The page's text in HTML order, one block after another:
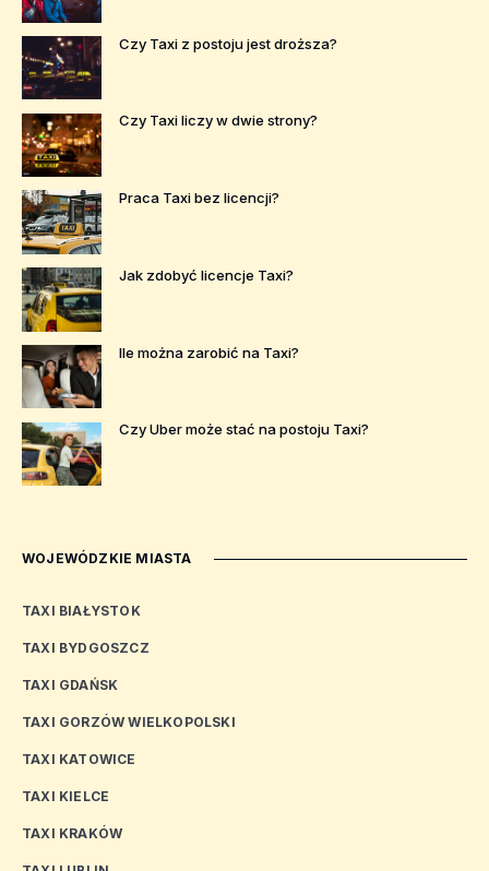
Czy Taxi z postoju jest droższa?
Czy Taxi liczy w dwie strony?
Praca Taxi bez licencji?
Jak zdobyć licencje Taxi?
Ile można zarobić na Taxi?
Czy Uber może stać na postoju Taxi?
WOJEWÓDZKIE MIASTA
TAXI BIAŁYSTOK
TAXI BYDGOSZCZ
TAXI GDAŃSK
TAXI GORZÓW WIELKOPOLSKI
TAXI KATOWICE
TAXI KIELCE
TAXI KRAKÓW